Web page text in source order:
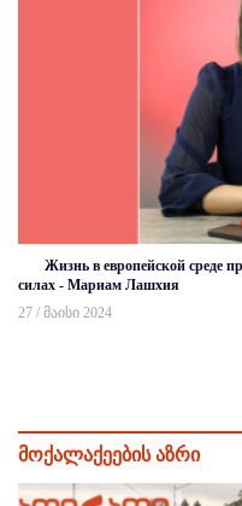
Жизнь в европейской среде
силах - Мариам Лашхия
27 / მაისი 2024
მოქალაქეების აზრი